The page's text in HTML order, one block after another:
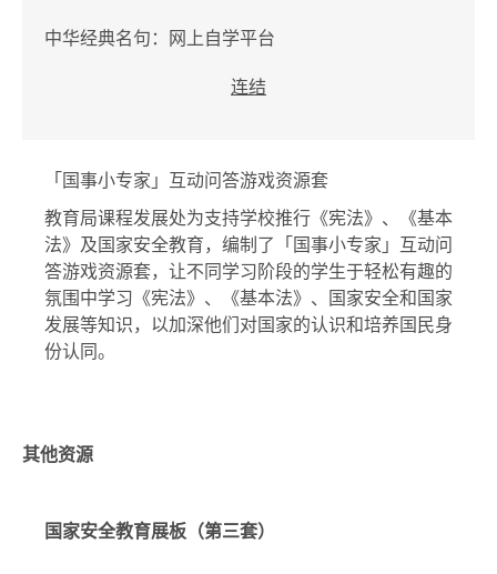
中华经典名句：网上自学平台
连结
「国事小专家」互动问答游戏资源套
教育局课程发展处为支持学校推行《宪法》、《基本
法》及国家安全教育，编制了「国事小专家」互动问
答游戏资源套，让不同学习阶段的学生于轻松有趣的
氛围中学习《宪法》、《基本法》、国家安全和国家
发展等知识，以加深他们对国家的认识和培养国民身
份认同。
其他资源
国家安全教育展板（第三套）